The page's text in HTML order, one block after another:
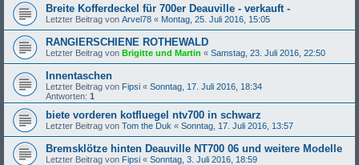
Breite Kofferdeckel für 700er Deauville - verkauft -
Letzter Beitrag von Arvel78 « Montag, 25. Juli 2016, 15:05
RANGIERSCHIENE ROTHEWALD
Letzter Beitrag von Brigitte und Martin « Samstag, 23. Juli 2016, 22:50
Innentaschen
Letzter Beitrag von Fipsi « Sonntag, 17. Juli 2016, 18:34
Antworten: 1
biete vorderen kotfluegel ntv700 in schwarz
Letzter Beitrag von Tom the Duk « Sonntag, 17. Juli 2016, 13:57
Bremsklötze hinten Deauville NT700 06 und weitere Modelle
Letzter Beitrag von Fipsi « Sonntag, 3. Juli 2016, 18:59